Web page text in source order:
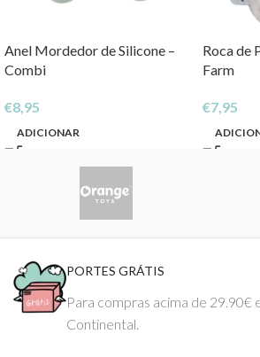
Anel Mordedor de Silicone –
Combi
€8,95
ADICIONAR
Roca de
Farm
€7,95
PORTES GRÁTIS
Para compras acima de 29.90€
Continental.